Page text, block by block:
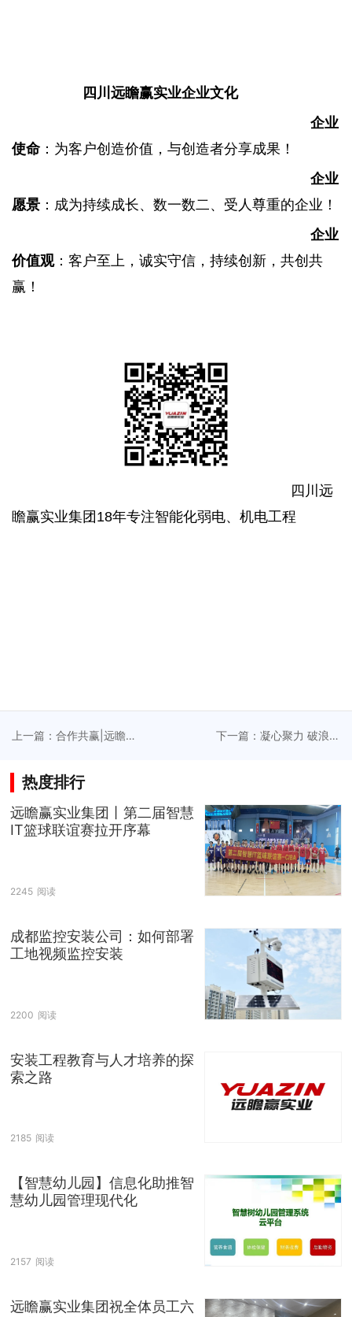
四川远瞻赢实业企业文化
企业
使命： 为客户创造价值，与创造者分享成果！
企业
愿景 ： 成为持续成长、数一数二、受人尊重的企业！
企业
价值观：客户至上，诚实守信，持续创新，共创共
赢！
四川远
瞻赢实业集团18年专注智能化弱电、机电工程
上一篇：合作共赢|远瞻赢
座谈会圆满举行
下一篇：凝心聚力 破浪前
热度排行
远瞻赢实业集团丨第二届智慧
IT篮球联谊赛拉开序幕
2245 阅读
成都监控安装公司：如何部署
工地视频监控安装
2200 阅读
安装工程教育与人才培养的探
索之路
2185 阅读
【智慧幼儿园】信息化助推智
慧幼儿园管理现代化
2157 阅读
远瞻赢实业集团祝全体员工六